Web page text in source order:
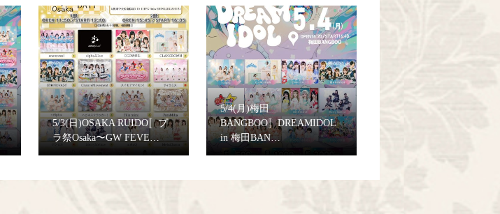
5/3(日)OSAKA RUIDO〚プ
ラ祭Osaka〜GW FEVE…
5/4(月)梅田
BANGBOO〚DREAMIDOL
in 梅田BAN…